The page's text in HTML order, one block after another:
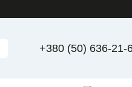
+380 (50) 636-21-